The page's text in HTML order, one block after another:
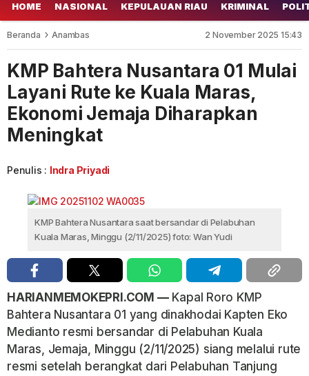
HOME NASIONAL KEPULAUAN RIAU KRIMINAL
Beranda Anambas 2 November 2025 15:43
KMP Bahtera Nusantara 01 Mulai
Layani Rute ke Kuala Maras,
Ekonomi Jemaja Diharapkan
Meningkat
Penulis : Indra Priyadi
KMP Bahtera Nusantara saat bersandar di Pelabuhan
Kuala Maras, Minggu (2/11/2025) foto: Wan Yudi
HARIANMEMOKEPRI.COM —Kapal Roro KMP
Bahtera Nusantara 01 yang dinakhodai Kapten Eko
Medianto resmi bersandar di Pelabuhan Kuala
Maras, Jemaja, Minggu (2/11/2025) siang melalui rute
resmi setelah berangkat dari Pelabuhan Tanjung